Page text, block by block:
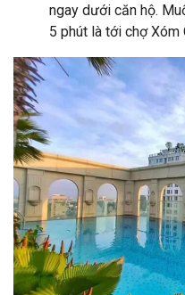
ngay dưới căn hộ.
5 phút là tới chợ Xóm